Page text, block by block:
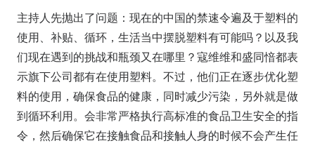
主持人先抛出了问题：现在的中国的禁速令遍及于塑料的
使用、补贴、循环，生活当中摆脱塑料有可能吗？以及我
们现在遇到的挑战和瓶颈又在哪里？寇维维和盛同愔都表
示旗下公司都有在使用塑料。不过，他们正在逐步优化塑
料的使用，确保食品的健康，同时减少污染，另外就是做
到循环利用。会非常严格执行高标准的食品卫生安全的指
令，然后确保它在接触食品和接触人身的时候不会产生任